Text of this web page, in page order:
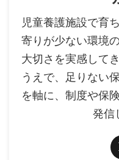
児童養護施設で育
寄りが少ない環境
大切さを実感して
うえで、足りない
を軸に、制度や保
発信